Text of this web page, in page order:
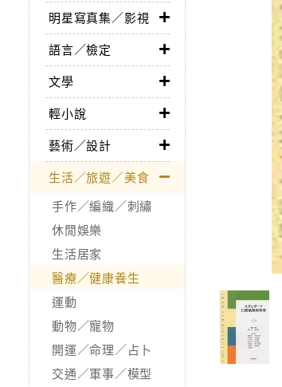
明星寫真集／影視
語言／檢定
文學
輕小說
藝術／設計
生活／旅遊／美食
手作／編織／刺繡
休閒娛樂
生活居家
醫療／健康養生
運動
動物／寵物
開運／命理／占卜
交通／軍事／模型